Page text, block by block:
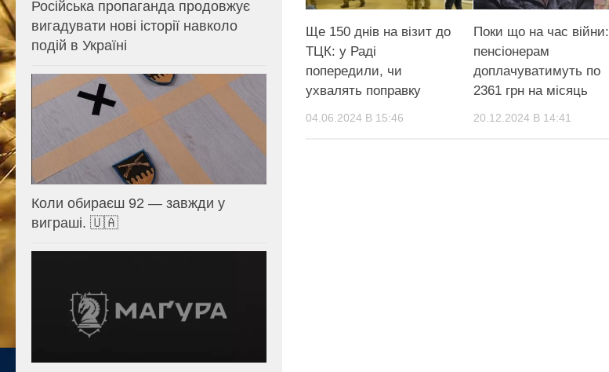
Ще 150 днів на візит до
ТЦК: у Раді
попередили, чи
ухвалять поправку
04.06.2024 В 15:46
Поки що на час війни:
пенсіонерам
доплачуватимуть по
2361 грн на місяць
20.12.2024 В 14:41
Російська пропаганда продовжує
вигадувати нові історії навколо
подій в Україні
Коли обираєш 92 — завжди у
виграші. 🇺🇦